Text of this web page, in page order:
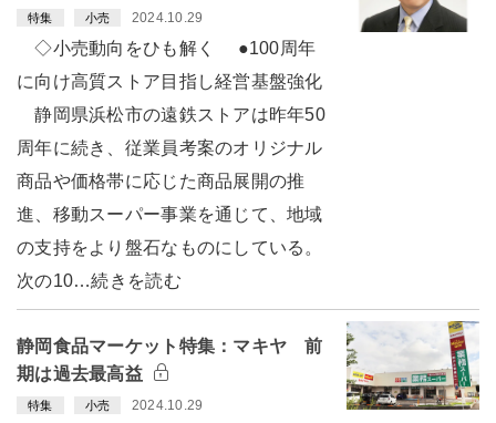
特集 小売 2024.10.29
◇小売動向をひも解く ●100周年
に向け高質ストア目指し経営基盤強化
静岡県浜松市の遠鉄ストアは昨年50
周年に続き、従業員考案のオリジナル
商品や価格帯に応じた商品展開の推
進、移動スーパー事業を通じて、地域
の支持をより盤石なものにしている。
次の10…続きを読む
静岡食品マーケット特集：マキヤ 前
期は過去最高益
特集 小売 2024.10.29